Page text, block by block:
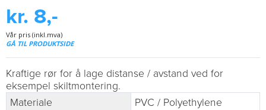
kr. 8,-
Vår pris (inkl.mva)
GÅ TIL PRODUKTSIDE
Kraftige rør for å lage distanse / avstand ved for
eksempel skiltmontering.
Materiale
PVC / Polyethylene